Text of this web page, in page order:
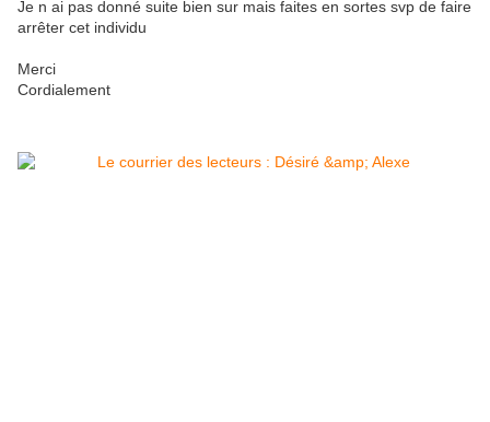
Je n ai pas donné suite bien sur mais faites en sortes svp de faire
arrêter cet individu
Merci
Cordialement